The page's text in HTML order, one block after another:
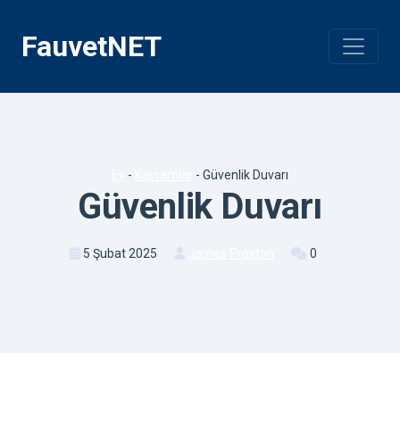
FauvetNET
- - Güvenlik Duvarı
Güvenlik Duvarı
5 Şubat 2025 0